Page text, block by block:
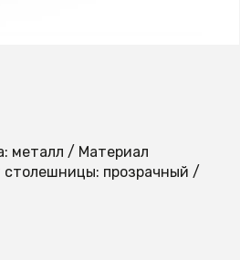
металл / Материал
прозрачный /